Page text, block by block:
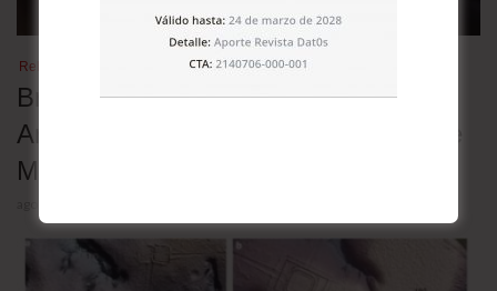
Relaciones bilaterales
Brasil retira a su embajador en
Argentina en rechazo a los insultos de
Milei contra Lula